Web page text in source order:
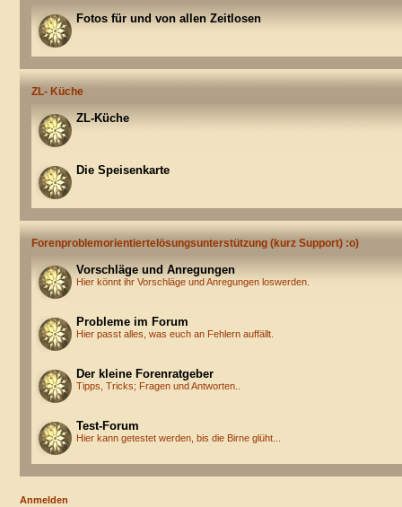
Fotos für und von allen Zeitlosen
ZL- Küche
ZL-Küche
Die Speisenkarte
Forenproblemorientiertelösungsunterstützung (kurz Support) :o)
Vorschläge und Anregungen
Hier könnt ihr Vorschläge und Anregungen loswerden.
Probleme im Forum
Hier passt alles, was euch an Fehlern auffällt.
Der kleine Forenratgeber
Tipps, Tricks; Fragen und Antworten..
Test-Forum
Hier kann getestet werden, bis die Birne glüht...
Anmelden